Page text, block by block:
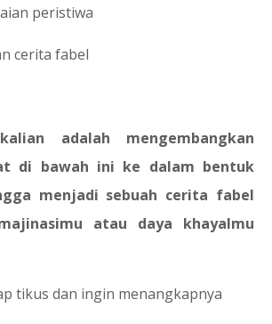
peristiwa
cerita fabel
adalah mengembangkan
di bawah ini ke dalam bentuk
menjadi sebuah cerita fabel
atau daya khayalmu
tikus dan ingin menangkapnya